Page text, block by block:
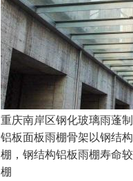
重庆南岸区钢化玻璃雨蓬
铝板面板雨棚骨架以钢结
棚，钢结构铝板雨棚寿命
棚